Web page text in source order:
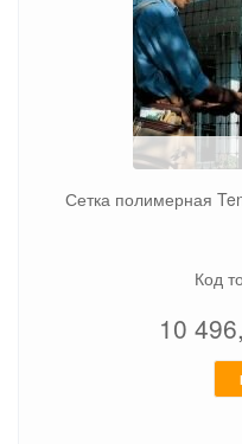
Сетка полимерная
Код
10